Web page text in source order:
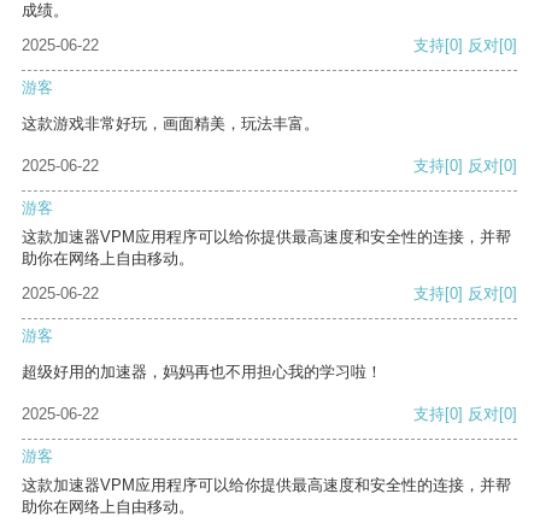
成绩。
2025-06-22
支持[0] 反对[0]
游客
这款游戏非常好玩，画面精美，玩法丰富。
2025-06-22 支持[0] 反对[0]
游客
这款加速器VPM应用程序可以给你提供最高速度和安全性的连接，并帮
助你在网络上自由移动。
2025-06-22
支持[0] 反对[0]
游客
超级好用的加速器，妈妈再也不用担心我的学习啦！
2025-06-22 支持[0] 反对[0]
游客
这款加速器VPM应用程序可以给你提供最高速度和安全性的连接，并帮
助你在网络上自由移动。